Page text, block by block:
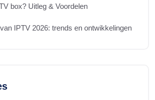
box? Uitleg & Voordelen
IPTV 2026: trends en ontwikkelingen